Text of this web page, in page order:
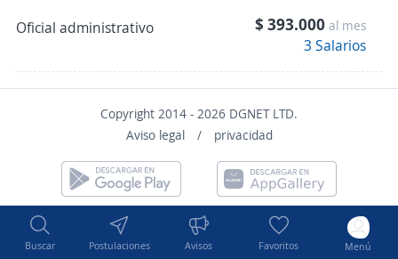
Buscar Postulaciones Avisos Favoritos Menú
Oficial administrativo
$ 393.000 al mes
3 Salarios
Copyright 2014 - 2026 DGNET LTD.
Aviso legal
/ privacidad